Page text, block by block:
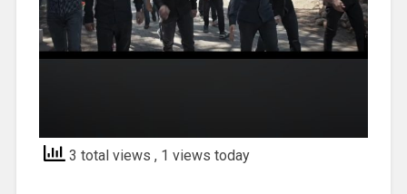
3 total views , 1 views today